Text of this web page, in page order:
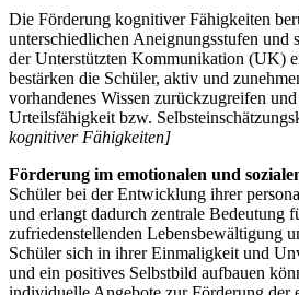
Die Förderung kognitiver Fähigkeiten
unterschiedlichen Aneignungsstufen und
der Unterstützten Kommunikation (UK)
bestärken die Schüler, aktiv und
vorhandenes Wissen zurückzugreifen
Urteilsfähigkeit bzw.
kognitiver Fähigkeiten]
Förderung im emotionalen und
Schüler bei der Entwicklung ihrer
und erlangt dadurch zentrale Bedeutung
zufriedenstellenden Lebensbewältigung
Schüler sich in ihrer Einmaligkeit und
und ein positives Selbstbild aufbauen